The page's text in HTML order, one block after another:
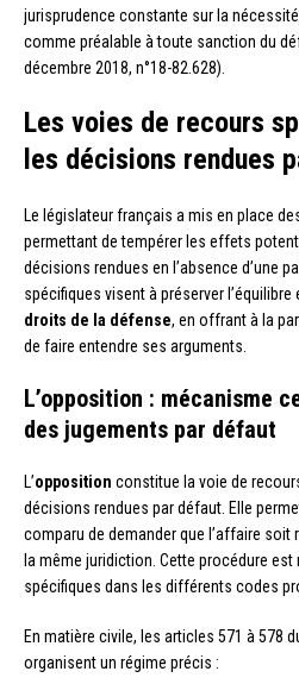
jurisprudence constante sur la
comme préalable à toute sanction du
décembre 2018, n°18-82.628).
Les voies de recours
les décisions rendues
Le législateur français a mis en place
permettant de tempérer les effets
décisions rendues en l’absence d’une
spécifiques visent à préserver
droits de la défense, en offrant à la
de faire entendre ses arguments.
L’opposition : mécanisme
des jugements par défaut
L’opposition constitue la voie de
décisions rendues par défaut. Elle
comparu de demander que l’affaire
la même juridiction. Cette procédure
spécifiques dans les différents codes
En matière civile, les articles 571 à 578
organisent un régime précis :